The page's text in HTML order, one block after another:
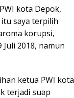
kota Depok,
itu saya terpilih
korupsi,
2018, namun
ketua PWI kota
terjadi suap